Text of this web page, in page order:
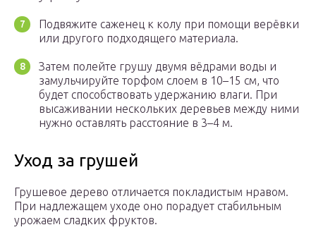
Подвяжите саженец к колу при помощи верёвки
или другого подходящего материала.
Затем полейте грушу двумя вёдрами воды и
замульчируйте торфом слоем в 10–15 см, что
будет способствовать удержанию влаги. При
высаживании нескольких деревьев между ними
нужно оставлять расстояние в 3–4 м.
Уход за грушей
Грушевое дерево отличается покладистым нравом.
При надлежащем уходе оно порадует стабильным
урожаем сладких фруктов.